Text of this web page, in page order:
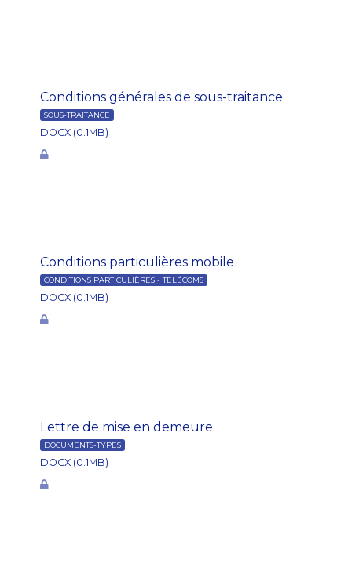
Conditions générales de sous-traitance
SOUS-TRAITANCE
DOCX (0.1MB)
Conditions particulières mobile
CONDITIONS PARTICULIÈRES - TÉLÉCOMS
DOCX (0.1MB)
Lettre de mise en demeure
DOCUMENTS-TYPES
DOCX (0.1MB)